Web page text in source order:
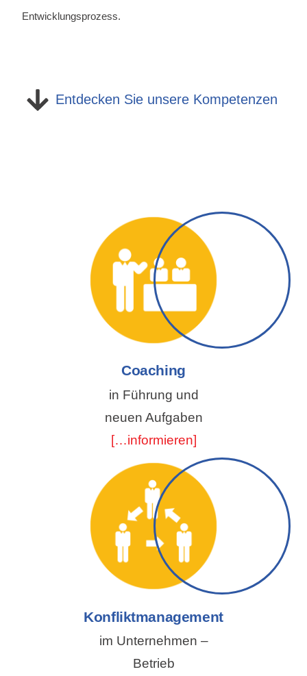
Entwicklungsprozess.
Entdecken Sie unsere Kompetenzen
Coaching
in Führung und
neuen Aufgaben
[…informieren]
Konfliktmanagement
im Unternehmen –
Betrieb